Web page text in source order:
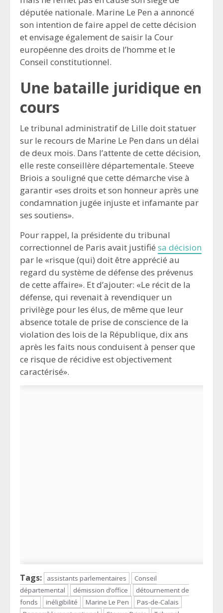
députée nationale. Marine Le Pen a annoncé
son intention de faire appel de cette décision
et envisage également de saisir la Cour
européenne des droits de l’homme et le
Conseil constitutionnel.
Une bataille juridique en
cours
Le tribunal administratif de Lille doit statuer
sur le recours de Marine Le Pen dans un délai
de deux mois. Dans l’attente de cette décision,
elle reste conseillère départementale. Steeve
Briois a souligné que cette démarche vise à
garantir «ses droits et son honneur après une
condamnation jugée injuste et infamante par
ses soutiens».
Pour rappel, la présidente du tribunal
correctionnel de Paris avait justifié sa décision
par le «risque (qui) doit être apprécié au
regard du système de défense des prévenus
de cette affaire». Et d’ajouter: «Le récit de la
défense, qui revenait à revendiquer un
privilège pour les élus, de même que leur
absence totale de prise de conscience de la
violation des lois de la République, dix ans
après les faits nous conduisent à penser que
ce risque de récidive est objectivement
caractérisé».
Tags: assistants parlementaires
Conseil
départemental
démission d’office
détournement de
fonds
inéligibilité Marine Le Pen
Pas-de-Calais